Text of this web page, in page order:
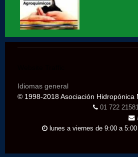
social
Hidroponia en Factor ciencia
Hidroponia historia de éxito
Hidroponia en marte,
Idiomas general
© 1998-2018 Asociación Hidropónica
01 722
lunes a viernes de 9:00 a